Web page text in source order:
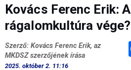
Kovács Ferenc Erik: A
rágalomkultúra vége?
Szerző: Kovács Ferenc Erik, az
MKDSZ szerzőjének írása
2025. október 2. 11:16